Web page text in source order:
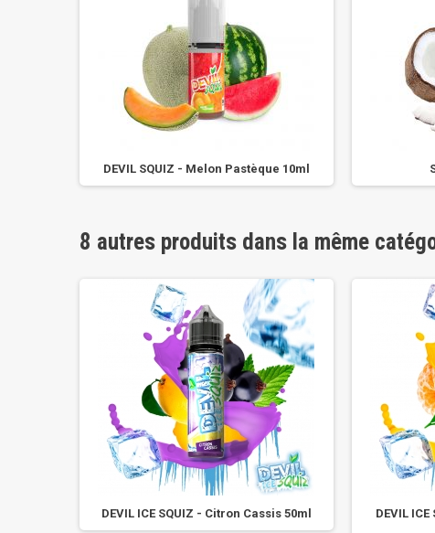
DEVIL SQUIZ - Melon Pastèque 10ml
8 autres produits dans la même
DEVIL ICE SQUIZ - Citron Cassis 50ml
DEVIL